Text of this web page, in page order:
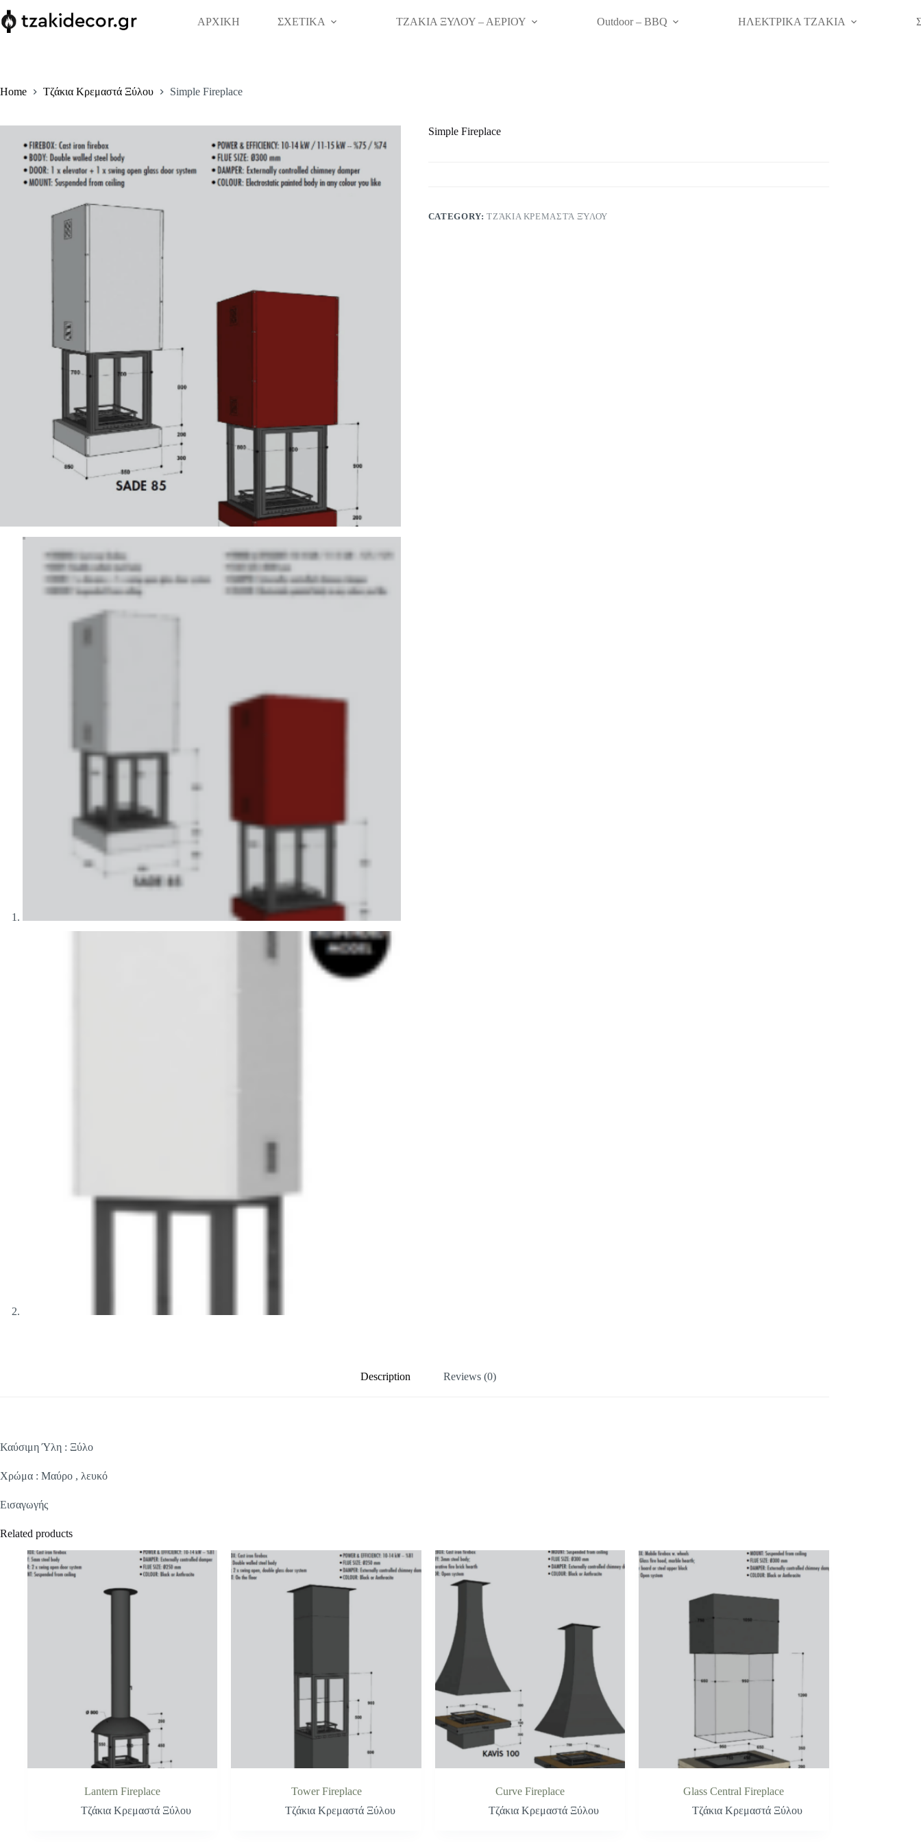
to
content
ΑΡΧΙΚΗ ΣΧΕΤΙΚΑ ΤΖΑΚΙΑ ΞΥΛΟΥ – ΑΕΡΙΟΥ Outdoor – BBQ ΗΛΕΚΤΡΙΚΑ ΤΖΑΚΙΑ
Home Τζάκια Κρεμαστά Ξύλου Simple Fireplace
Simple Fireplace
CATEGORY:ΤΖΆΚΙΑ ΚΡΕΜΑΣΤΆ ΞΎΛΟΥ
Description Reviews (0)
Καύσιμη Ύλη : Ξύλο
Χρώμα : Μαύρο , λευκό
Εισαγωγής
Related products
Lantern Fireplace
Τζάκια Κρεμαστά Ξύλου
Tower Fireplace
Τζάκια Κρεμαστά Ξύλου
Curve Fireplace
Τζάκια Κρεμαστά Ξύλου
Glass Central Fireplace
Τζάκια Κρεμαστά Ξύλου